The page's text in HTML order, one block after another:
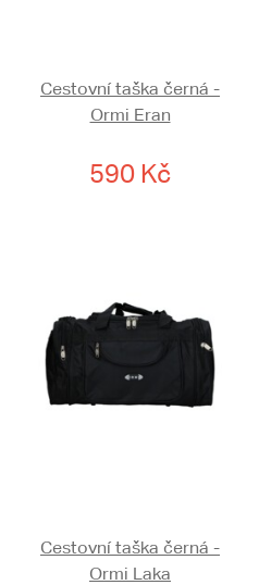
Cestovní taška černá -
Ormi Eran
590 Kč
Cestovní taška černá -
Ormi Laka